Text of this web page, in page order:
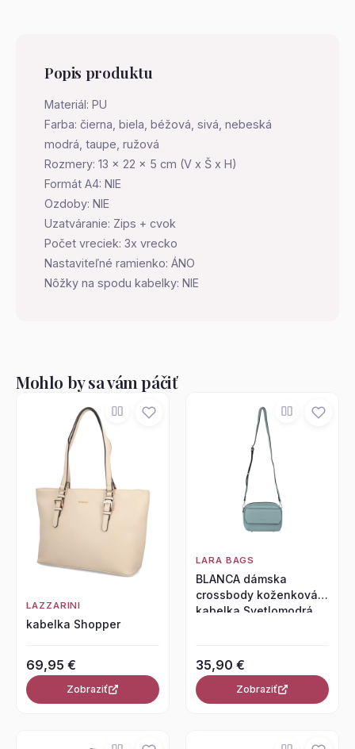
Popis produktu
Materiál: PU
Farba: čierna, biela, béžová, sivá, nebeská
modrá, taupe, ružová
Rozmery: 13 x 22 x 5 cm (V x Š x H)
Formát A4: NIE
Ozdoby: NIE
Uzatváranie: Zips + cvok
Počet vreciek: 3x vrecko
Nastaviteľné ramienko: ÁNO
Nôžky na spodu kabelky: NIE
Mohlo by sa vám páčiť
LAZZARINI
kabelka Shopper
69,95 €
Zobraziť
LARA BAGS
BLANCA dámska
crossbody koženková
kabelka Svetlomodrá
35,90 €
Zobraziť